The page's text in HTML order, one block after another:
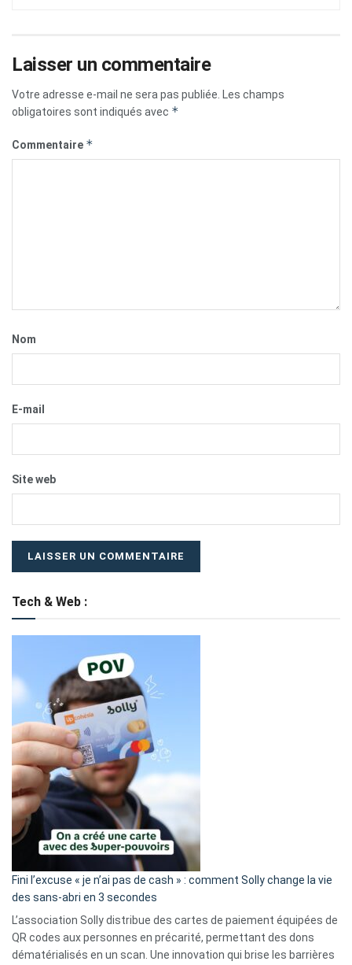
Laisser un commentaire
Votre adresse e-mail ne sera pas publiée.
Les champs
obligatoires sont indiqués avec *
Commentaire *
Nom
E-mail
Site web
Tech & Web :
Fini l’excuse « je n’ai pas de cash » : comment Solly change la vie
des sans-abri en 3 secondes
L’association Solly distribue des cartes de paiement équipées de
QR codes aux personnes en précarité, permettant des dons
dématérialisés en un scan. Une innovation qui brise les barrières